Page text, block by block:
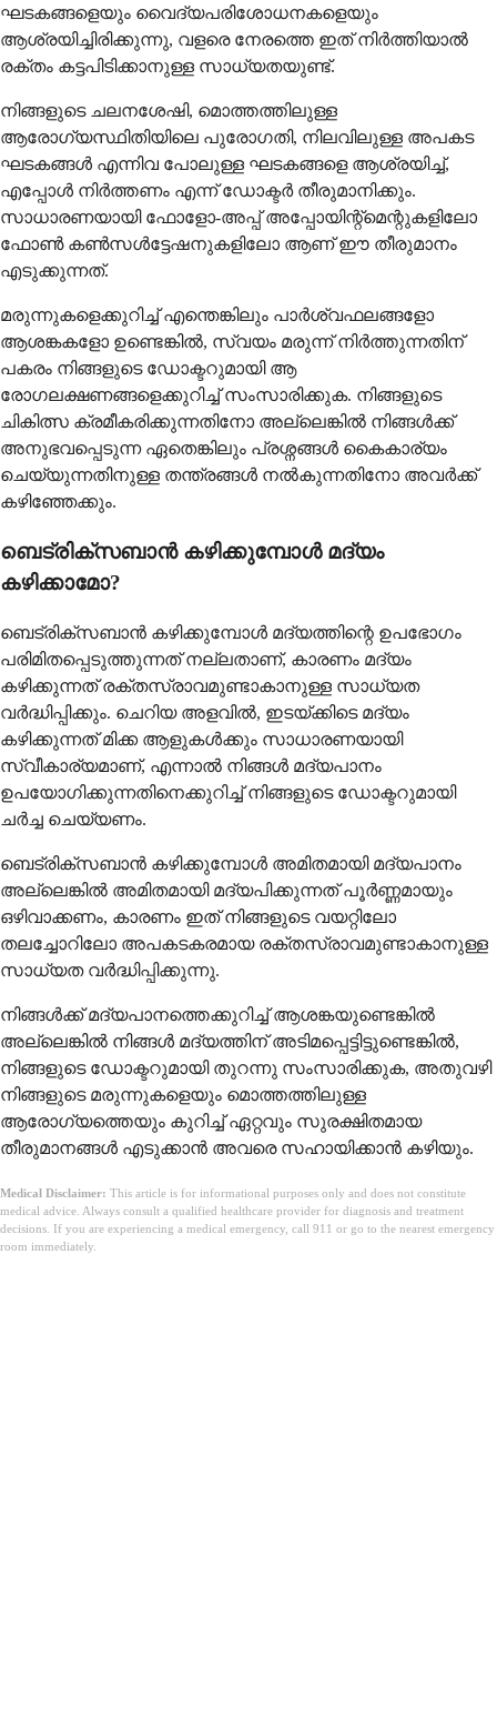
ഘടകങ്ങളെയും വൈദ്യപരിശോധനകളെയും
ആശ്രയിച്ചിരിക്കുന്നു, വളരെ നേരത്തെ ഇത് നിർത്തിയാൽ
രക്തം കട്ടപിടിക്കാനുള്ള സാധ്യതയുണ്ട്.
നിങ്ങളുടെ ചലനശേഷി, മൊത്തത്തിലുള്ള
ആരോഗ്യസ്ഥിതിയിലെ പുരോഗതി, നിലവിലുള്ള അപകട
ഘടകങ്ങൾ എന്നിവ പോലുള്ള ഘടകങ്ങളെ ആശ്രയിച്ച്,
എപ്പോൾ നിർത്തണം എന്ന് ഡോക്ടർ തീരുമാനിക്കും.
സാധാരണയായി ഫോളോ-അപ്പ് അപ്പോയിന്റ്മെന്റുകളിലോ
ഫോൺ കൺസൾട്ടേഷനുകളിലോ ആണ് ഈ തീരുമാനം
എടുക്കുന്നത്.
മരുന്നുകളെക്കുറിച്ച് എന്തെങ്കിലും പാർശ്വഫലങ്ങളോ
ആശങ്കകളോ ഉണ്ടെങ്കിൽ, സ്വയം മരുന്ന് നിർത്തുന്നതിന്
പകരം നിങ്ങളുടെ ഡോക്ടറുമായി ആ
രോഗലക്ഷണങ്ങളെക്കുറിച്ച് സംസാരിക്കുക. നിങ്ങളുടെ
ചികിത്സ ക്രമീകരിക്കുന്നതിനോ അല്ലെങ്കിൽ നിങ്ങൾക്ക്
അനുഭവപ്പെടുന്ന ഏതെങ്കിലും പ്രശ്നങ്ങൾ കൈകാര്യം
ചെയ്യുന്നതിനുള്ള തന്ത്രങ്ങൾ നൽകുന്നതിനോ അവർക്ക്
കഴിഞ്ഞേക്കും.
ബെട്രിക്സബാൻ കഴിക്കുമ്പോൾ മദ്യം
കഴിക്കാമോ?
ബെട്രിക്സബാൻ കഴിക്കുമ്പോൾ മദ്യത്തിന്റെ ഉപഭോഗം
പരിമിതപ്പെടുത്തുന്നത് നല്ലതാണ്, കാരണം മദ്യം
കഴിക്കുന്നത് രക്തസ്രാവമുണ്ടാകാനുള്ള സാധ്യത
വർദ്ധിപ്പിക്കും. ചെറിയ അളവിൽ, ഇടയ്ക്കിടെ മദ്യം
കഴിക്കുന്നത് മിക്ക ആളുകൾക്കും സാധാരണയായി
സ്വീകാര്യമാണ്, എന്നാൽ നിങ്ങൾ മദ്യപാനം
ഉപയോഗിക്കുന്നതിനെക്കുറിച്ച് നിങ്ങളുടെ ഡോക്ടറുമായി
ചർച്ച ചെയ്യണം.
ബെട്രിക്സബാൻ കഴിക്കുമ്പോൾ അമിതമായി മദ്യപാനം
അല്ലെങ്കിൽ അമിതമായി മദ്യപിക്കുന്നത് പൂർണ്ണമായും
ഒഴിവാക്കണം, കാരണം ഇത് നിങ്ങളുടെ വയറ്റിലോ
തലച്ചോറിലോ അപകടകരമായ രക്തസ്രാവമുണ്ടാകാനുള്ള
സാധ്യത വർദ്ധിപ്പിക്കുന്നു.
നിങ്ങൾക്ക് മദ്യപാനത്തെക്കുറിച്ച് ആശങ്കയുണ്ടെങ്കിൽ
അല്ലെങ്കിൽ നിങ്ങൾ മദ്യത്തിന് അടിമപ്പെട്ടിട്ടുണ്ടെങ്കിൽ,
നിങ്ങളുടെ ഡോക്ടറുമായി തുറന്നു സംസാരിക്കുക, അതുവഴി
നിങ്ങളുടെ മരുന്നുകളെയും മൊത്തത്തിലുള്ള
ആരോഗ്യത്തെയും കുറിച്ച് ഏറ്റവും സുരക്ഷിതമായ
തീരുമാനങ്ങൾ എടുക്കാൻ അവരെ സഹായിക്കാൻ കഴിയും.
Medical Disclaimer: This article is for informational purposes only and does not constitute
medical advice. Always consult a qualified healthcare provider for diagnosis and treatment
decisions. If you are experiencing a medical emergency, call 911 or go to the nearest emergency
room immediately.